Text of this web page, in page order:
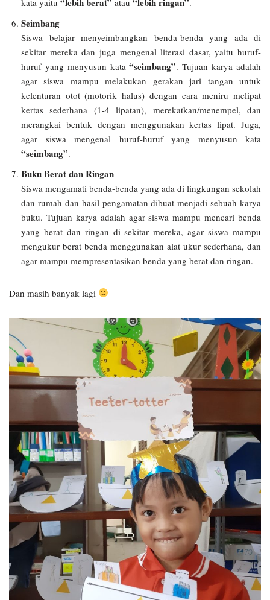
Seimbang
Siswa belajar menyeimbangkan benda-benda yang ada di
sekitar mereka dan juga mengenal literasi dasar, yaitu huruf-
huruf yang menyusun kata“seimbang”. Tujuan karya adalah
agar siswa mampu melakukan gerakan jari tangan untuk
kelenturan otot (motorik halus) dengan cara meniru melipat
kertas sederhana (1-4 lipatan), merekatkan/menempel, dan
merangkai bentuk dengan menggunakan kertas lipat. Juga,
agar siswa mengenal huruf-huruf yang menyusun kata
“seimbang”.
Buku Berat dan Ringan
Siswa mengamati benda-benda yang ada di lingkungan sekolah
dan rumah dan hasil pengamatan dibuat menjadi sebuah karya
buku. Tujuan karya adalah agar siswa mampu mencari benda
yang berat dan ringan di sekitar mereka, agar siswa mampu
mengukur berat benda menggunakan alat ukur sederhana, dan
agar mampu mempresentasikan benda yang berat dan ringan.
Dan masih banyak lagi